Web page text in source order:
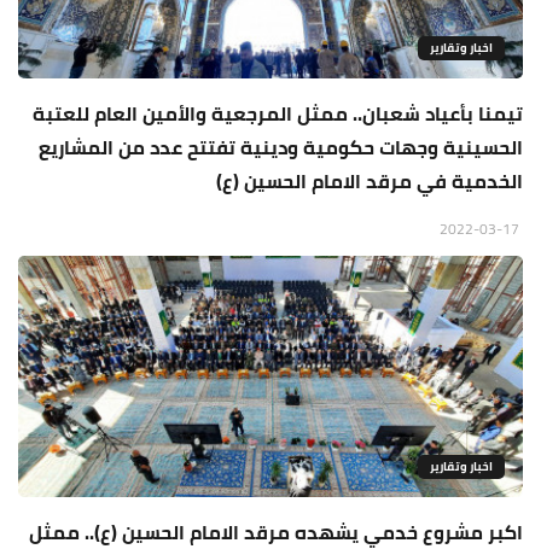
اخبار وتقارير
تيمنا بأعياد شعبان.. ممثل المرجعية والأمين العام للعتبة
الحسينية وجهات حكومية ودينية تفتتح عدد من المشاريع
الخدمية في مرقد الامام الحسين (ع)
اخبار وتقارير
اكبر مشروع خدمي يشهده مرقد الامام الحسين (ع).. ممثل